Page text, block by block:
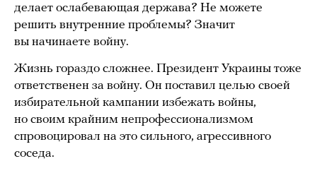
делает ослабевающая держава? Не можете
решить внутренние проблемы? Значит
вы начинаете войну.
Жизнь гораздо сложнее. Президент Украины тоже
ответственен за войну. Он поставил целью своей
избирательной кампании избежать войны,
но своим крайним непрофессионализмом
спровоцировал на это сильного, агрессивного
соседа.